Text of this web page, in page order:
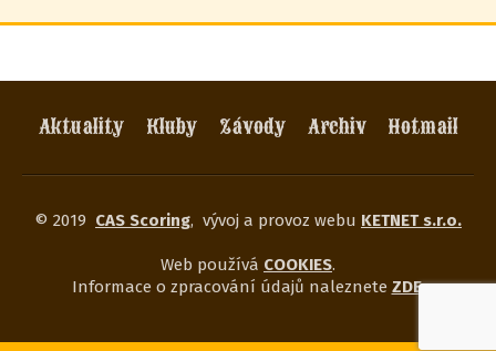
Aktuality Kluby Závody Archiv Hotmail
© 2019 CAS Scoring, vývoj a provoz webu KETNET s.r.o.
Web používá COOKIES.
Informace o zpracování údajů naleznete ZDE.